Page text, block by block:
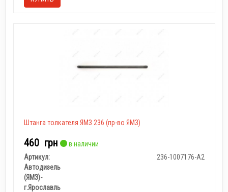
Штанга толкателя ЯМЗ 236 (пр-во ЯМЗ)
460 грн
в наличии
Артикул:
236-1007176-А2
Автодизель
(ЯМЗ)-
г.Ярославль